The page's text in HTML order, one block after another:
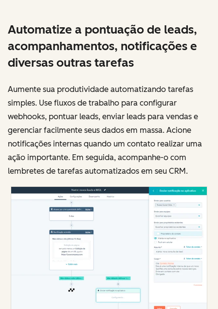
Automatize a pontuação de leads,
acompanhamentos, notificações e
diversas outras tarefas
Aumente sua produtividade automatizando tarefas
simples. Use fluxos de trabalho para configurar
webhooks, pontuar leads, enviar leads para vendas e
gerenciar facilmente seus dados em massa. Acione
notificações internas quando um contato realizar uma
ação importante. Em seguida, acompanhe-o com
lembretes de tarefas automatizados em seu CRM.